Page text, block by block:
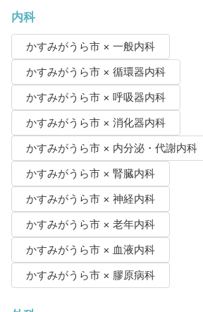
内科
かすみがうら市 × 一般内科
かすみがうら市 × 循環器内科
かすみがうら市 × 呼吸器内科
かすみがうら市 × 消化器内科
かすみがうら市 × 内分泌・代謝内科
かすみがうら市 × 腎臓内科
かすみがうら市 × 神経内科
かすみがうら市 × 老年内科
かすみがうら市 × 血液内科
かすみがうら市 × 膠原病科